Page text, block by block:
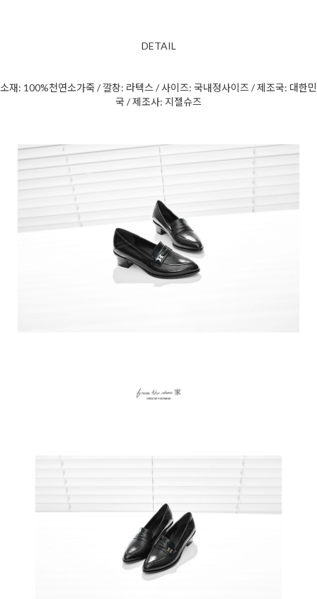
DETAIL
소재: 100%천연소가죽 / 깔창: 라텍스 / 사이즈: 국내정사이즈 / 제조국: 대한민
국 / 제조사: 지젤슈즈